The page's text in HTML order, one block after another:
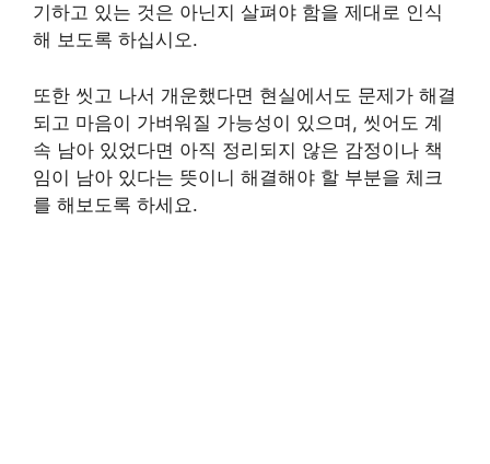
기하고 있는 것은 아닌지 살펴야 함을 제대로 인식
해 보도록 하십시오.
또한 씻고 나서 개운했다면 현실에서도 문제가 해결
되고 마음이 가벼워질 가능성이 있으며, 씻어도 계
속 남아 있었다면 아직 정리되지 않은 감정이나 책
임이 남아 있다는 뜻이니 해결해야 할 부분을 체크
를 해보도록 하세요.